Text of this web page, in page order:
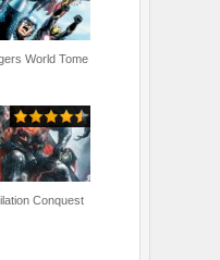
World Tome
Conquest